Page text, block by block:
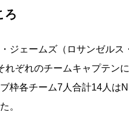
ろ
ジェームズ（ロサンゼル
れぞれのチームキャプテン
枠各チーム7人合計14人
。